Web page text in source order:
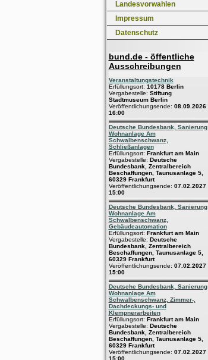
Landesvorwahlen
Impressum
Datenschutz
bund.de - öffentliche
Ausschreibungen
Veranstaltungstechnik
Erfüllungsort: 10178 Berlin
Vergabestelle: Stiftung
Stadtmuseum Berlin
Veröffentlichungsende: 08.09.2026
16:00
Deutsche Bundesbank, Sanierung
Wohnanlage Am
Schwalbenschwanz,
Schließanlagen
Erfüllungsort: Frankfurt am Main
Vergabestelle: Deutsche
Bundesbank, Zentralbereich
Beschaffungen, Taunusanlage 5,
60329 Frankfurt
Veröffentlichungsende: 07.02.2027
15:00
Deutsche Bundesbank, Sanierung
Wohnanlage Am
Schwalbenschwanz,
Gebäudeautomation
Erfüllungsort: Frankfurt am Main
Vergabestelle: Deutsche
Bundesbank, Zentralbereich
Beschaffungen, Taunusanlage 5,
60329 Frankfurt
Veröffentlichungsende: 07.02.2027
15:00
Deutsche Bundesbank, Sanierung
Wohnanlage Am
Schwalbenschwanz, Zimmer-,
Dachdeckungs- und
Klempnerarbeiten
Erfüllungsort: Frankfurt am Main
Vergabestelle: Deutsche
Bundesbank, Zentralbereich
Beschaffungen, Taunusanlage 5,
60329 Frankfurt
Veröffentlichungsende: 07.02.2027
15:00